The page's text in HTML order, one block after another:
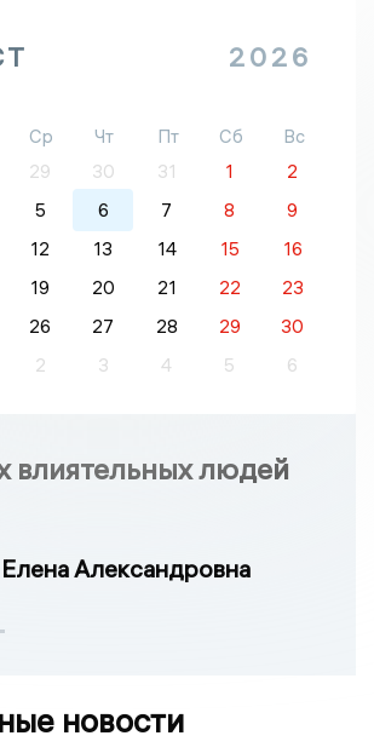
2026
Ср Чт Пт Сб
Вс
29 30 31 1
2
5 6 7 8
9
12 13 14 15
16
19 20 21 22
23
26 27 28 29
30
2 3 4 5 6
влиятельных людей
Александровна
новости